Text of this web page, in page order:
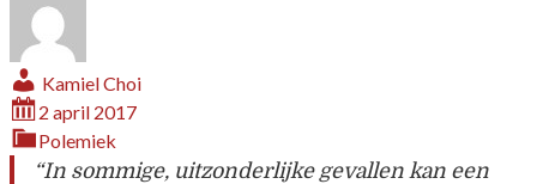
Kamiel Choi
2 april 2017
Polemiek
“In sommige, uitzonderlijke gevallen kan een